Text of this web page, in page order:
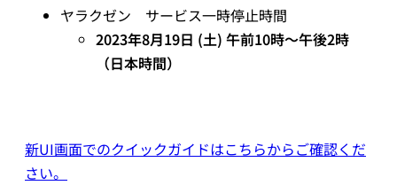
ヤラクゼン サービス一時停止時間
2023年8月19日 (土) 午前10時～午後2時
（日本時間）
新UI画面でのクイックガイドはこちらからご確認くだ
さい。